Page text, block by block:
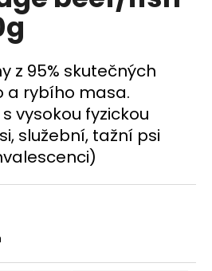
z 95% skutečných
a rybího masa.
vysokou fyzickou
služební, tažní psi